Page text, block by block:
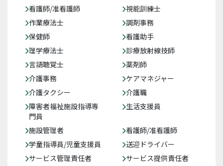
看護師/准看護師
視能訓練士
作業療法士
調剤事務
保健師
看護助手
理学療法士
診療放射線技師
言語聴覚士
薬剤師
介護事務
ケアマネジャー
介護タクシー
介護職
障害者福祉施設指導専
門員
生活支援員
施設管理者
看護師/准看護師
学童指導員/児童支援員
送迎ドライバー
サービス管理責任者
サービス提供責任者